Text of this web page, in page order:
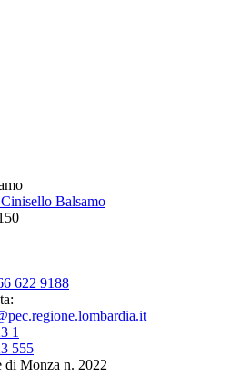
Balsamo
622 9188
1
555
di Monza n. 2022